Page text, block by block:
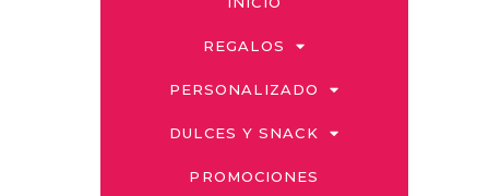
REGALOS
PERSONALIZADO
DULCES Y SNACK
PROMOCIONES